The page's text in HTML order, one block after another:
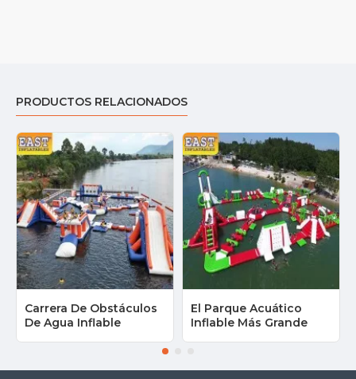
PRODUCTOS RELACIONADOS
Carrera De Obstáculos
De Agua Inflable
El Parque Acuático
Inflable Más Grande